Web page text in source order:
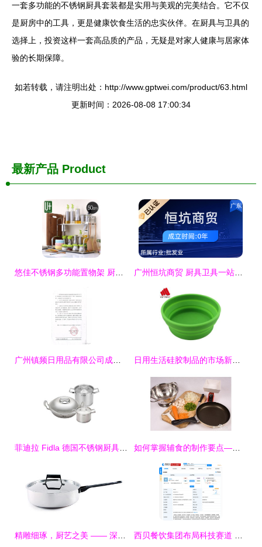
一套多功能的不锈钢厨具套装都是实用与美观的完美结合。它不仅
是厨房中的工具，更是健康饮食生活的忠实伙伴。在厨具与卫具的
选择上，投资这样一套高品质的产品，无疑是对家人健康与居家体
验的长期保障。
如若转载，请注明出处：http://www.gptwei.com/product/63.html
更新时间：2026-08-08 17:00:34
最新产品 Product